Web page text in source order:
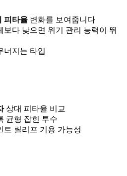
피타율 변화를 보여줍니다
보다 낮으면 위기 관리 능력이 뛰
너지는 타입
상대 피타율 비교
균형 잡힌 투수
트 릴리프 기용 가능성